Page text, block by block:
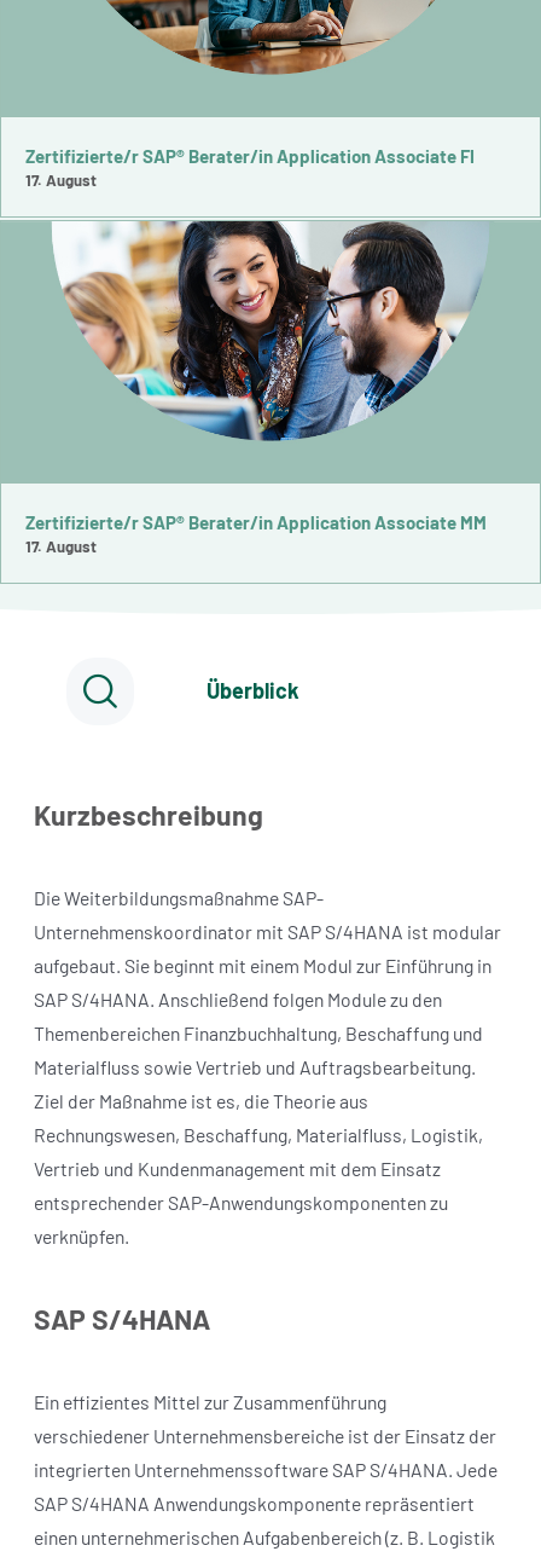
Zertifizierte/r SAP® Berater/in Application Associate FI
17. August
Zertifizierte/r SAP® Berater/in Application Associate MM
17. August
Überblick
Kurzbeschreibung
Die Weiterbildungsmaßnahme SAP-
Unternehmenskoordinator mit SAP S/4HANA ist modular
aufgebaut. Sie beginnt mit einem Modul zur Einführung in
SAP S/4HANA. Anschließend folgen Module zu den
Themenbereichen Finanzbuchhaltung, Beschaffung und
Materialfluss sowie Vertrieb und Auftragsbearbeitung.
Ziel der Maßnahme ist es, die Theorie aus
Rechnungswesen, Beschaffung, Materialfluss, Logistik,
Vertrieb und Kundenmanagement mit dem Einsatz
entsprechender SAP-Anwendungskomponenten zu
verknüpfen.
SAP S/4HANA
Ein effizientes Mittel zur Zusammenführung
verschiedener Unternehmensbereiche ist der Einsatz der
integrierten Unternehmenssoftware SAP S/4HANA. Jede
SAP S/4HANA Anwendungskomponente repräsentiert
einen unternehmerischen Aufgabenbereich (z. B. Logistik